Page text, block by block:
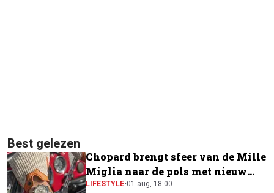
Best gelezen
Chopard brengt sfeer van de Mille
Miglia naar de pols met nieuw
horloge
LIFESTYLE•01 aug, 18:00